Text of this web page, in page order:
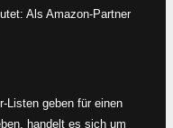
Als Amazon-Partner
Listen geben für einen
handelt es sich um